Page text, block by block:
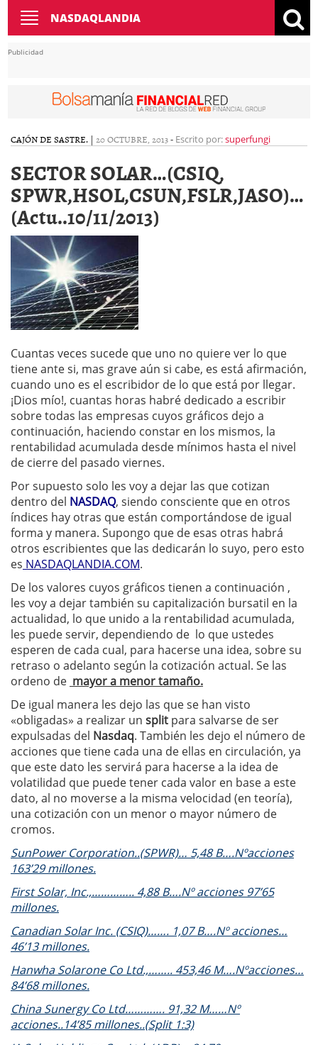
Toggle
navigation
NASDAQLANDIA
Publicidad
CAJÓN DE SASTRE. | 20 OCTUBRE, 2013- Escrito por:superfungi
SECTOR SOLAR…(CSIQ,
SPWR,HSOL,CSUN,FSLR,JASO)…
(Actu..10/11/2013)
Cuantas veces sucede que uno no quiere ver lo que
tiene ante si, mas grave aún si cabe, es está afirmación,
cuando uno es el escribidor de lo que está por llegar.
¡Dios mío!, cuantas horas habré dedicado a escribir
sobre todas las empresas cuyos gráficos dejo a
continuación, haciendo constar en los mismos, la
rentabilidad acumulada desde mínimos hasta el nivel
de cierre del pasado viernes.
Por supuesto solo les voy a dejar las que cotizan
dentro del NASDAQ, siendo consciente que en otros
índices hay otras que están comportándose de igual
forma y manera. Supongo que de esas otras habrá
otros escribientes que las dedicarán lo suyo, pero esto
es NASDAQLANDIA.COM.
De los valores cuyos gráficos tienen a continuación ,
les voy a dejar también su capitalización bursatil en la
actualidad, lo que unido a la rentabilidad acumulada,
les puede servir, dependiendo de lo que ustedes
esperen de cada cual, para hacerse una idea, sobre su
retraso o adelanto según la cotización actual. Se las
ordeno de mayor a menor tamaño.
De igual manera les dejo las que se han visto
«obligadas» a realizar un split para salvarse de ser
expulsadas del Nasdaq. También les dejo el número de
acciones que tiene cada una de ellas en circulación, ya
que este dato les servirá para hacerse a la idea de
volatilidad que puede tener cada valor en base a este
dato, al no moverse a la misma velocidad (en teoría),
una cotización con un menor o mayor número de
cromos.
SunPower Corporation..(SPWR)… 5,48 B….Nºacciones
163’29 millones.
First Solar, Inc.,………….. 4,88 B….Nº acciones 97’65
millones.
Canadian Solar Inc. (CSIQ)……. 1,07 B….Nº acciones…
46’13 millones.
Hanwha Solarone Co Ltd.,…….. 453,46 M….Nºacciones…
84’68 millones.
China Sunergy Co Ltd…………. 91,32 M……Nº
acciones..14’85 millones..(Split 1:3)